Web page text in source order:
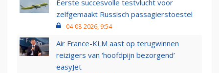
Eerste succesvolle testvlucht voor
zelfgemaakt Russisch passagierstoestel
04-08-2026, 9:54
Air France-KLM aast op terugwinnen
reizigers van ‘hoofdpijn bezorgend’
easyJet